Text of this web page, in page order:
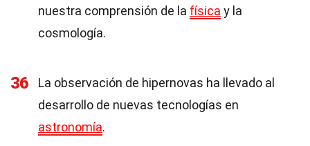
nuestra comprensión de la física y la
cosmología.
36
La observación de hipernovas ha llevado al
desarrollo de nuevas tecnologías en
astronomía.